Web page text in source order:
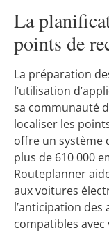
La
points de
La préparation
l’utilisation
sa communauté
localiser les
offre un système
plus de 610 000
Routeplanner
aux voitures
l’anticipation
compatibles